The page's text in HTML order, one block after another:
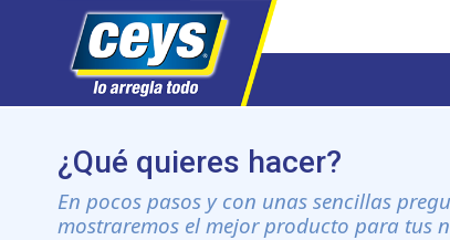
contenido¿Qué quieres hacer?
En pocos pasos y con unas sencillas
mostraremos el mejor producto para tus